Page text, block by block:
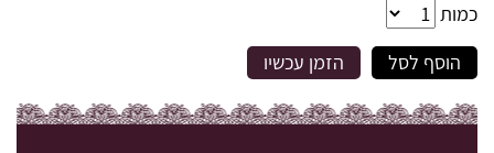
כמות
הוסף לסל
הזמן עכשיו